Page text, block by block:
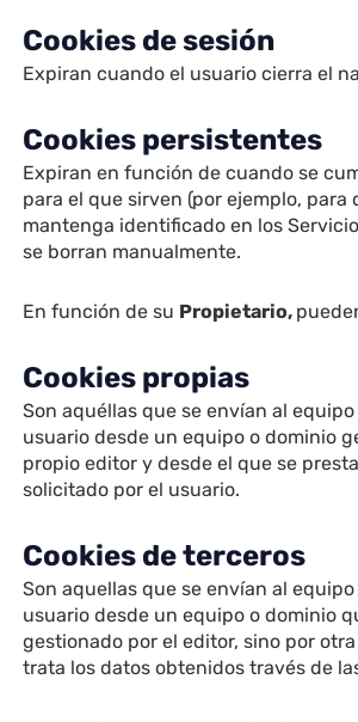
Cookies de sesión
Expiran cuando el usuario cierra el
Cookies persistentes
Expiran en función de cuando se
para el que sirven (por ejemplo, para
mantenga identificado en los
se borran manualmente.
En función de su Propietario,
Cookies propias
Son aquéllas que se envían al
usuario desde un equipo o dominio
propio editor y desde el que se
solicitado por el usuario.
Cookies de terceros
Son aquellas que se envían al
usuario desde un equipo o dominio
gestionado por el editor, sino por
trata los datos obtenidos través de